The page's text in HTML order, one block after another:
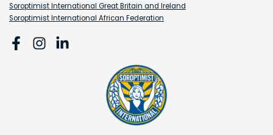
Soroptimist International Great Britain and Ireland
Soroptimist International African Federation